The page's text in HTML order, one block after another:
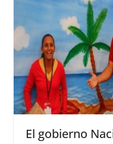
El gobierno